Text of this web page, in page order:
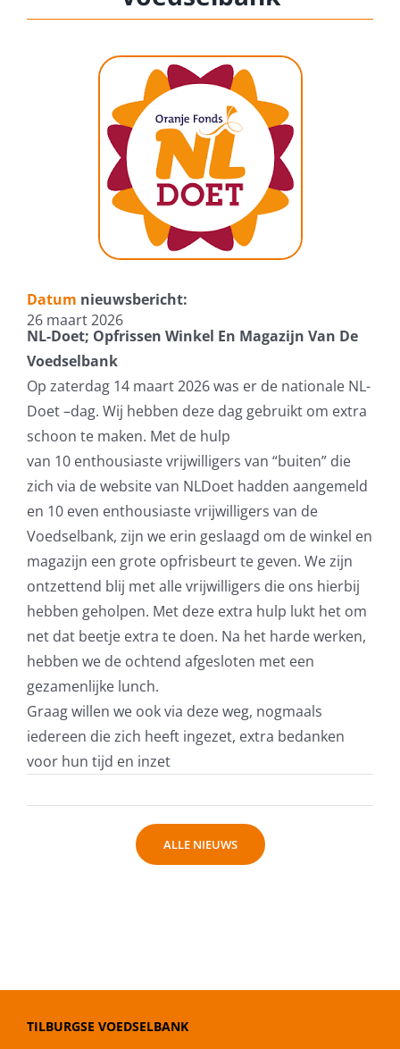
Datum nieuwsbericht:
26 maart 2026
NL-Doet; Opfrissen Winkel En Magazijn Van De
Voedselbank
Op zaterdag 14 maart 2026 was er de nationale NL-
Doet –dag. Wij hebben deze dag gebruikt om extra
schoon te maken. Met de hulp
van 10 enthousiastevrijwilligers van “buiten” die
zich via de website van NLDoet hadden aangemeld
en 10 even enthousiaste vrijwilligers van de
Voedselbank, zijn we erin geslaagd om de winkel en
magazijn een grote opfrisbeurt te geven. We zijn
ontzettend blij met alle vrijwilligers die ons hierbij
hebben geholpen. Met deze extra hulp lukt het om
net dat beetje extra te doen. Na het harde werken,
hebben we de ochtend afgesloten met een
gezamenlijke lunch.
Graag willen we ook via deze weg, nogmaals
iedereen die zich heeft ingezet, extra bedanken
voor hun tijd en inzet
ALLE NIEUWS
TILBURGSE VOEDSELBANK